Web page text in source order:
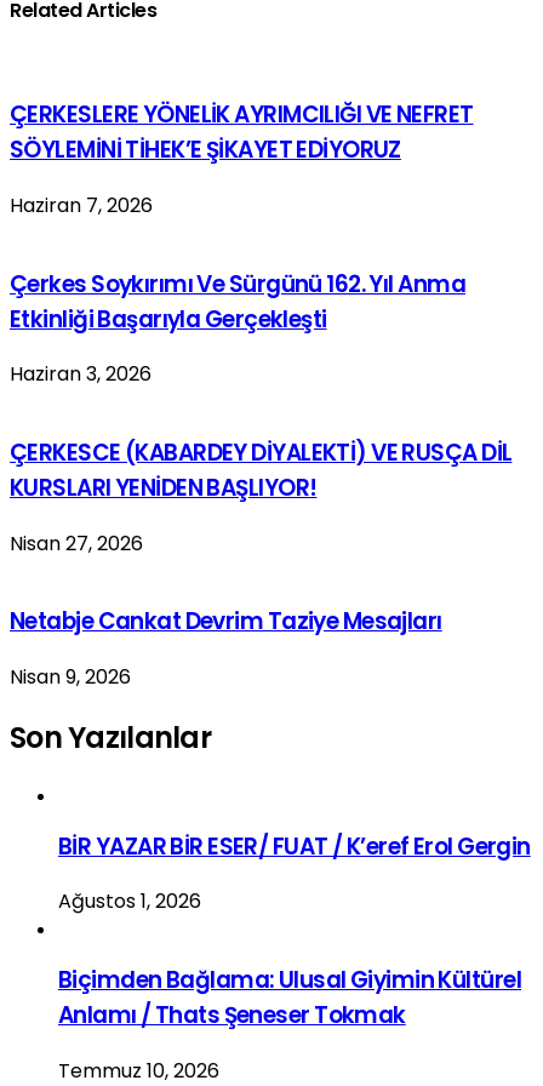
Related Articles
ÇERKESLERE YÖNELİK AYRIMCILIĞI VE NEFRET
SÖYLEMİNİ TİHEK’E ŞİKAYET EDİYORUZ
Haziran 7, 2026
Çerkes Soykırımı Ve Sürgünü 162. Yıl Anma
Etkinliği Başarıyla Gerçekleşti
Haziran 3, 2026
ÇERKESCE (KABARDEY DİYALEKTİ) VE RUSÇA DİL
KURSLARI YENİDEN BAŞLIYOR!
Nisan 27, 2026
Netabje Cankat Devrim Taziye Mesajları
Nisan 9, 2026
Son Yazılanlar
BİR YAZAR BİR ESER/ FUAT / K’eref Erol Gergin
Ağustos 1, 2026
Biçimden Bağlama: Ulusal Giyimin Kültürel
Anlamı / Thats Şeneser Tokmak
Temmuz 10, 2026